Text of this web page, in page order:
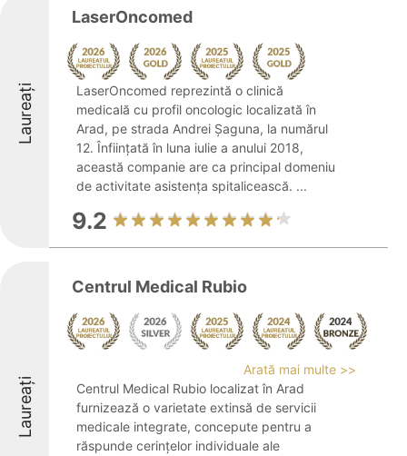
Laureați
LaserOncomed
LaserOncomed reprezintă o clinică
medicală cu profil oncologic localizată în
Arad, pe strada Andrei Șaguna, la numărul
12. Înființată în luna iulie a anului 2018,
această companie are ca principal domeniu
de activitate asistența spitalicească. ...
9.2
Laureați
Centrul Medical Rubio
Arată mai multe >>
Centrul Medical Rubio localizat în Arad
furnizează o varietate extinsă de servicii
medicale integrate, concepute pentru a
răspunde cerințelor individuale ale